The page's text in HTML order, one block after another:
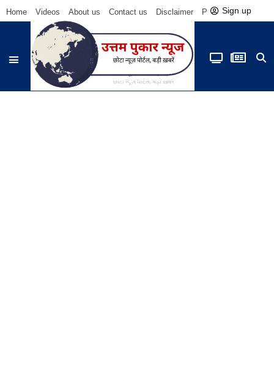
Home Videos About us Contact us Disclaimer Privacy Policy
Sign up